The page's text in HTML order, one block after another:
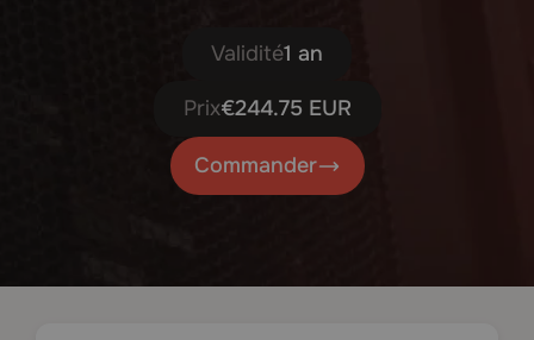
Validité1 an
Prix€244.75 EUR
Commander